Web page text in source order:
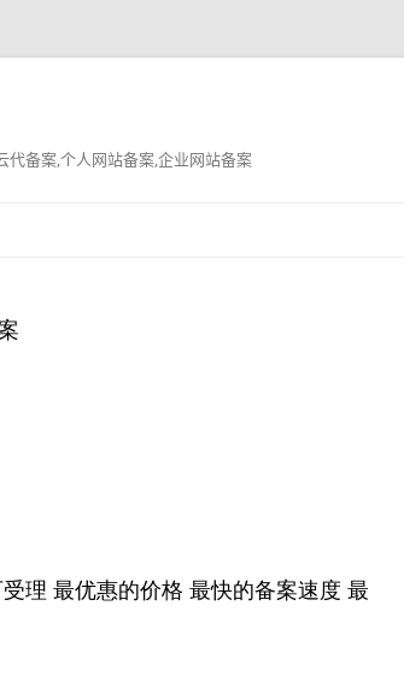
代备案,个人网站备案,企业网站备案